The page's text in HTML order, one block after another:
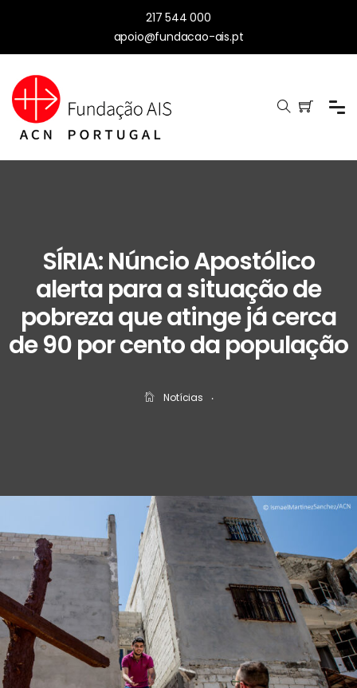
217 544 000
apoio@fundacao-ais.pt
SÍRIA: Núncio Apostólico
alerta para a situação de
pobreza que atinge já cerca
de 90 por cento da população
Notícias ‧